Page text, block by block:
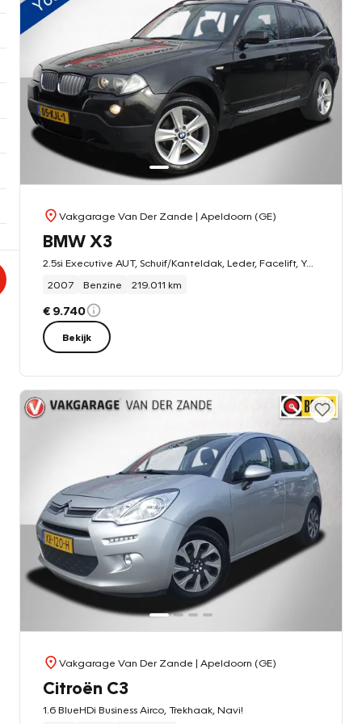
Vakgarage Van Der Zande | Apeldoorn (GE)
BMW X3
2.5si Executive AUT, Schuif/Kanteldak, Leder, Facelift, Youngtimer!
2007
Benzine 219.011 km
€ 9.740
Bekijk
Vakgarage Van Der Zande | Apeldoorn (GE)
Citroën C3
1.6 BlueHDi Business Airco, Trekhaak, Navi!